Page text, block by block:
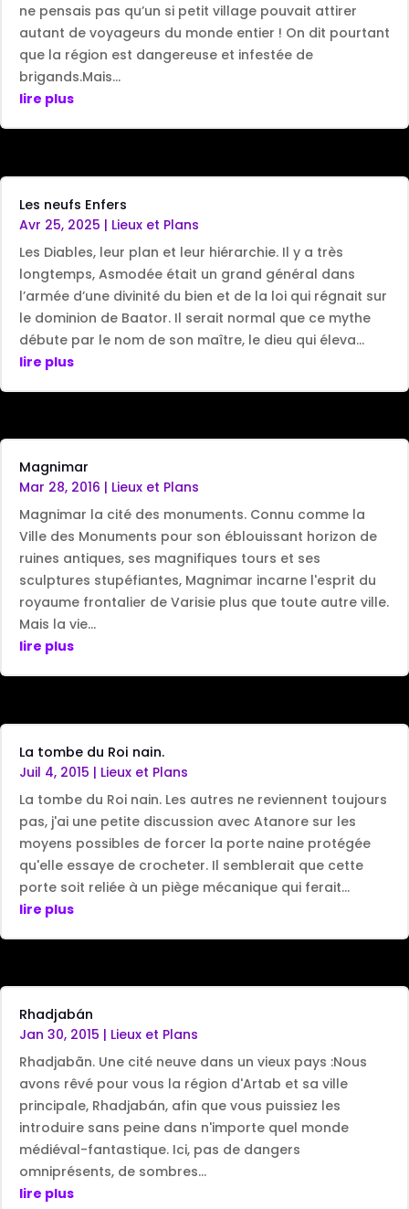
ne pensais pas qu’un si petit village pouvait attirer
autant de voyageurs du monde entier ! On dit pourtant
que la région est dangereuse et infestée de
brigands.Mais...
lire plus
Les neufs Enfers
Avr 25, 2025 | Lieux et Plans
Les Diables, leur plan et leur hiérarchie. Il y a très
longtemps, Asmodée était un grand général dans
l’armée d’une divinité du bien et de la loi qui régnait sur
le dominion de Baator. Il serait normal que ce mythe
débute par le nom de son maître, le dieu qui éleva...
lire plus
Magnimar
Mar 28, 2016 | Lieux et Plans
Magnimar la cité des monuments. Connu comme la
Ville des Monuments pour son éblouissant horizon de
ruines antiques, ses magnifiques tours et ses
sculptures stupéfiantes, Magnimar incarne l'esprit du
royaume frontalier de Varisie plus que toute autre ville.
Mais la vie...
lire plus
La tombe du Roi nain.
Juil 4, 2015 | Lieux et Plans
La tombe du Roi nain. Les autres ne reviennent toujours
pas, j'ai une petite discussion avec Atanore sur les
moyens possibles de forcer la porte naine protégée
qu'elle essaye de crocheter. Il semblerait que cette
porte soit reliée à un piège mécanique qui ferait...
lire plus
Rhadjabán
Jan 30, 2015 | Lieux et Plans
Rhadjabãn. Une cité neuve dans un vieux pays :Nous
avons rêvé pour vous la région d'Artab et sa ville
principale, Rhadjabán, afin que vous puissiez les
introduire sans peine dans n'importe quel monde
médiéval-fantastique. Ici, pas de dangers
omniprésents, de sombres...
lire plus